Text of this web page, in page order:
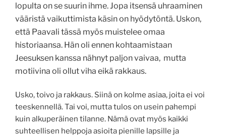
lopulta on se suurin ihme. Jopa itsensä uhraaminen
vääristä vaikuttimista käsin on hyödytöntä. Uskon,
että Paavali tässä myös muistelee omaa
historiaansa. Hän oli ennen kohtaamistaan
Jeesuksen kanssa nähnyt paljon vaivaa, mutta
motiivina oli ollut viha eikä rakkaus.
Usko, toivo ja rakkaus. Siinä on kolme asiaa, joita ei voi
teeskennellä. Tai voi, mutta tulos on usein pahempi
kuin alkuperäinen tilanne. Nämä ovat myös kaikki
suhteellisen helppoja asioita pienille lapsille ja